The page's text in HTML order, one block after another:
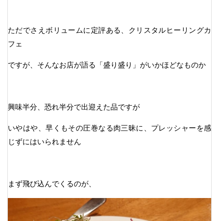
ただでさえボリュームに定評ある、クリスタルヒーリングカ
フェ
ですが、そんなお店が語る「盛り盛り」がいかほどなものか
興味半分、恐れ半分で出迎えた品ですが
いやはや、早くもその圧巻なる肉三昧に、プレッシャーを感
じずにはいられません
まず飛び込んでくるのが、